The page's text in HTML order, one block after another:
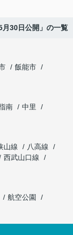
月30日公開」の一覧
飯能市
南
中里
山線
八高線
西武山口線
航空公園